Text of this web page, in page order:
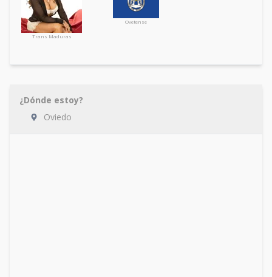
Trans Maduras
Ovetense
¿Dónde estoy?
Oviedo